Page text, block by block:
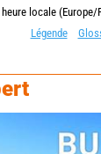
heure locale (Europe/
Légende